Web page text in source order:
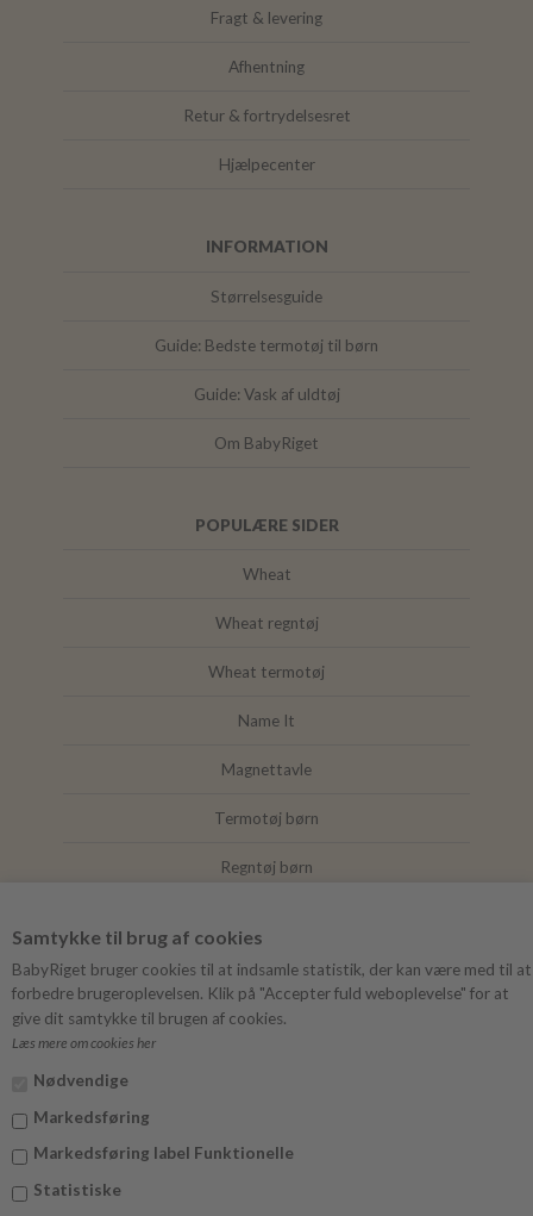
Samtykke til brug af cookies
BabyRiget bruger cookies til at indsamle statistik, der kan være med til at
forbedre brugeroplevelsen. Klik på "Accepter fuld weboplevelse" for at
give dit samtykke til brugen af cookies.
Læs mere om cookies her
Nødvendige
Markedsføring
Markedsføring label Funktionelle
Statistiske
Fragt & levering
Afhentning
Retur & fortrydelsesret
Hjælpecenter
INFORMATION
Størrelsesguide
Guide: Bedste termotøj til børn
Guide: Vask af uldtøj
Om BabyRiget
POPULÆRE SIDER
Wheat
Wheat regntøj
Wheat termotøj
Name It
Magnettavle
Termotøj børn
Regntøj børn
Mushie
Facebook